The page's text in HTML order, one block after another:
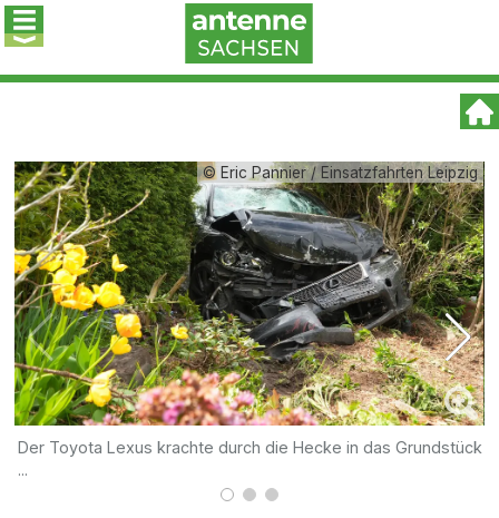
© Eric Pannier / Einsatzfahrten Leipzig
Der Toyota Lexus krachte durch die Hecke in das Grundstück
...